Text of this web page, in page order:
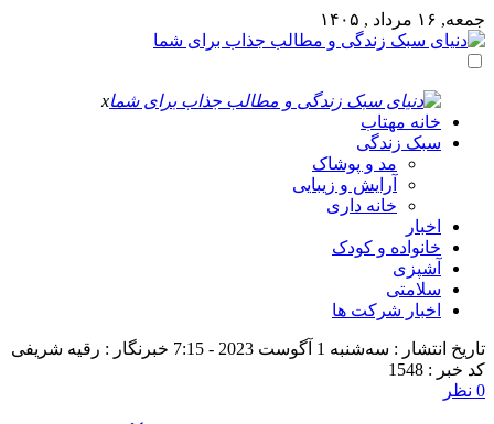
جمعه, ۱۶ مرداد , ۱۴۰۵
x
خانه مهتاب
سبک زندگی
مد و پوشاک
آرایش و زیبایی
خانه داری
اخبار
خانواده و کودک
آشپزی
سلامتی
اخبار شرکت ها
تاریخ انتشار : سه‌شنبه 1 آگوست 2023 - 7:15
خبرنگار : رقیه شریفی
کد خبر : 1548
0 نظر